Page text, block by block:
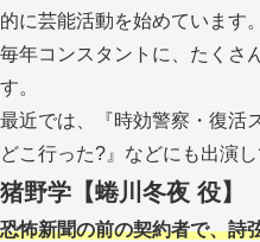
的に芸能活動を始めています。
毎年コンスタントに、たくさ
す。
最近では、『時効警察・復活
どこ行った?』などにも出演し
猪野学【蜷川冬夜 役】
恐怖新聞の前の契約者で、詩